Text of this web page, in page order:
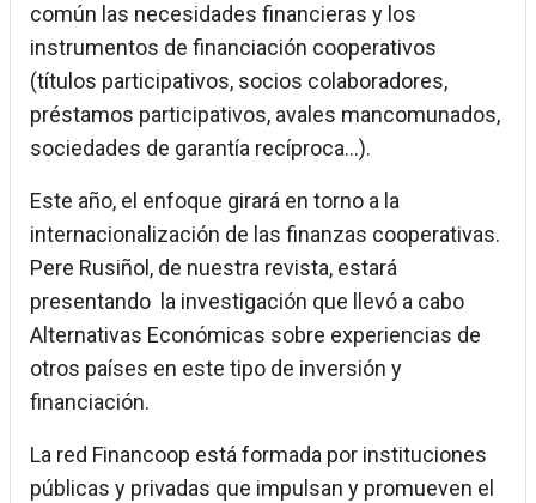
común las necesidades financieras y los
instrumentos de financiación cooperativos
(títulos participativos, socios colaboradores,
préstamos participativos, avales mancomunados,
sociedades de garantía recíproca…).
Este año, el enfoque girará en torno a la
internacionalización de las finanzas cooperativas.
Pere Rusiñol, de nuestra revista, estará
presentando la investigación que llevó a cabo
Alternativas Económicas sobre experiencias de
otros países en este tipo de inversión y
financiación.
La red Financoop está formada por instituciones
públicas y privadas que impulsan y promueven el